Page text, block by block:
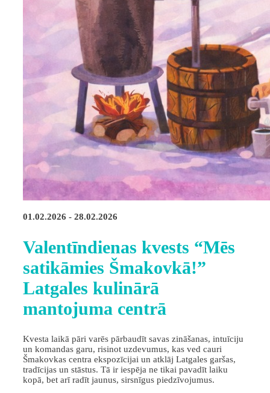
01.02.2026 - 28.02.2026
Valentīndienas kvests “Mēs
satikāmies Šmakovkā!”
Latgales kulinārā
mantojuma centrā
Kvesta laikā pāri varēs pārbaudīt savas zināšanas, intuīciju
un komandas garu, risinot uzdevumus, kas ved cauri
Šmakovkas centra ekspozīcijai un atklāj Latgales garšas,
tradīcijas un stāstus. Tā ir iespēja ne tikai pavadīt laiku
kopā, bet arī radīt jaunus, sirsnīgus piedzīvojumus.